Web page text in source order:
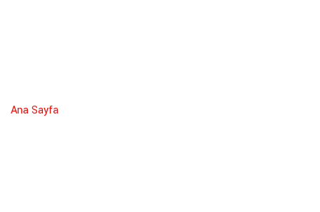
Ana Sayfa